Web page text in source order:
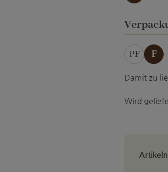
PF F
Damit zu
Wird